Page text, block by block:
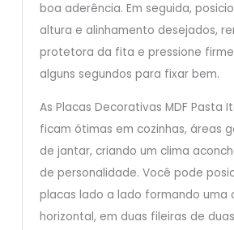
boa aderência. Em seguida,
altura e alinhamento desejados,
protetora da fita e pressione
alguns segundos para fixar bem.
As Placas Decorativas MDF Pasta
ficam ótimas em cozinhas, áreas
de jantar, criando um clima
de personalidade. Você pode
placas lado a lado formando uma
horizontal, em duas fileiras de